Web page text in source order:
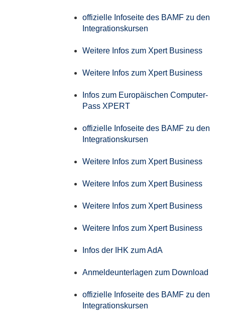
offizielle Infoseite des BAMF zu den
Integrationskursen
Weitere Infos zum Xpert Business
Weitere Infos zum Xpert Business
Infos zum Europäischen Computer-
Pass XPERT
offizielle Infoseite des BAMF zu den
Integrationskursen
Weitere Infos zum Xpert Business
Weitere Infos zum Xpert Business
Weitere Infos zum Xpert Business
Weitere Infos zum Xpert Business
Infos der IHK zum AdA
Anmeldeunterlagen zum Download
offizielle Infoseite des BAMF zu den
Integrationskursen